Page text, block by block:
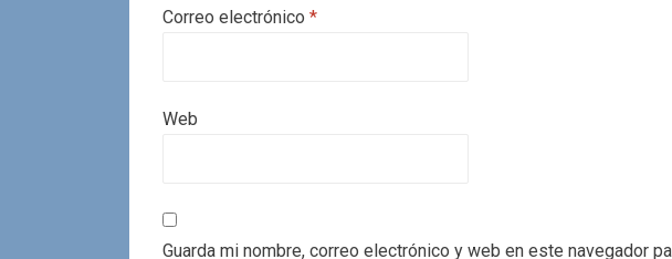
Correo electrónico *
Web
Guarda mi nombre, correo electrónico y web en este navegador